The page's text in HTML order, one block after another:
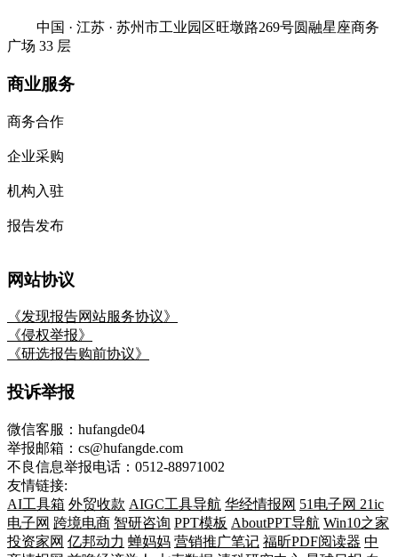
中国 · 江苏 · 苏州市工业园区旺墩路269号圆融星座商务
广场 33 层
商业服务
商务合作
企业采购
机构入驻
报告发布
网站协议
《发现报告网站服务协议》
《侵权举报》
《研选报告购前协议》
投诉举报
微信客服：hufangde04
举报邮箱：cs@hufangde.com
不良信息举报电话：0512-88971002
友情链接:
AI工具箱 外贸收款 AIGC工具导航 华经情报网 51电子网 21ic
电子网 跨境电商 智研咨询 PPT模板 AboutPPT导航 Win10之家
投资家网 亿邦动力 蝉妈妈 营销推广笔记 福昕PDF阅读器 中